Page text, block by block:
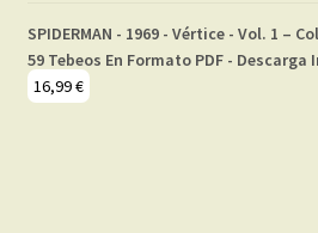
SPIDERMAN - 1969 - Vértice - Vol. 1 –
59 Tebeos En Formato PDF - Descarga
16,99€